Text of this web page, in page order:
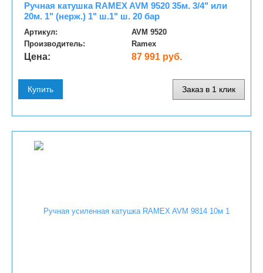
Ручная катушка RAMEX AVM 9520 35м. 3/4" или
20м. 1" (нерж.) 1" ш.1" ш. 20 бар
Артикул:
AVM 9520
Производитель:
Ramex
Цена: 87 991 руб.
Купить Заказ в 1 клик